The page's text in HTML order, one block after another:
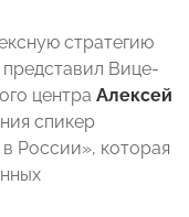
стратегию
Вице-
центра Алексей
спикер
России», которая